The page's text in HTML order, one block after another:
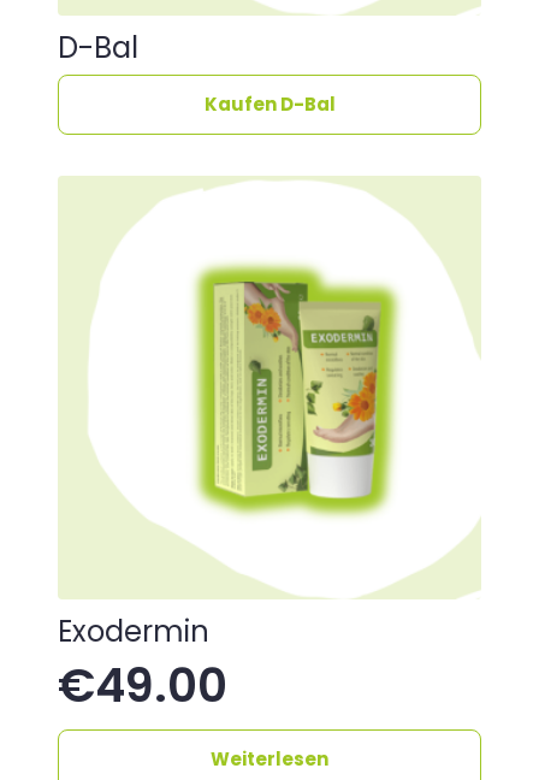
D-Bal
Kaufen D-Bal
Exodermin
€49.00
Weiterlesen